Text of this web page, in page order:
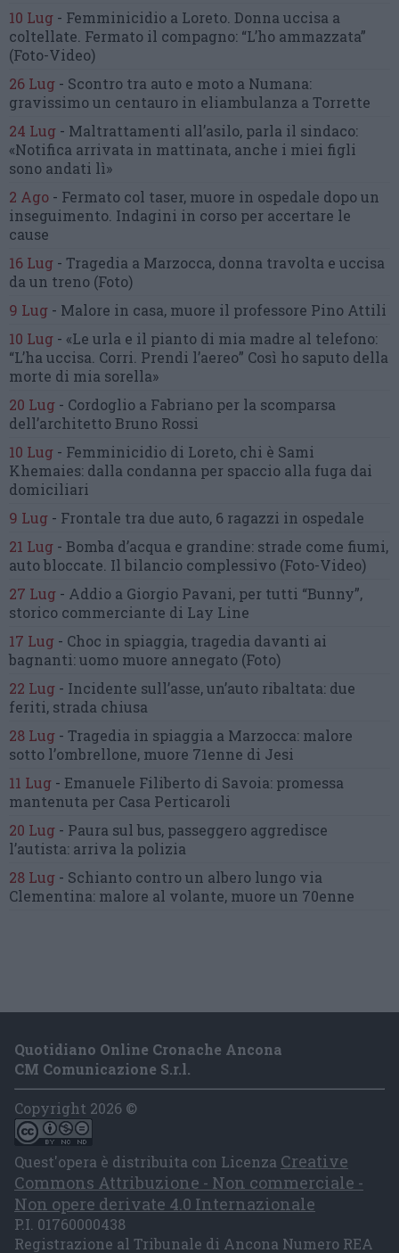
10 Lug - Femminicidio a Loreto. Donna uccisa a
coltellate. Fermato il compagno: “L’ho ammazzata”
(Foto-Video)
26 Lug - Scontro tra auto e moto a Numana:
gravissimo un centauro in eliambulanza a Torrette
24 Lug - Maltrattamenti all’asilo, parla il sindaco:
«Notifica arrivata in mattinata, anche i miei figli
sono andati lì»
2 Ago - Fermato col taser, muore in ospedale dopo un
inseguimento. Indagini in corso per accertare le
cause
16 Lug - Tragedia a Marzocca, donna travolta e uccisa
da un treno (Foto)
9 Lug - Malore in casa, muore il professore Pino Attili
10 Lug - «Le urla e il pianto di mia madre al telefono:
“L’ha uccisa. Corri. Prendi l’aereo” Così ho saputo della
morte di mia sorella»
20 Lug - Cordoglio a Fabriano per la scomparsa
dell’architetto Bruno Rossi
10 Lug - Femminicidio di Loreto, chi è Sami
Khemaies: dalla condanna per spaccio alla fuga dai
domiciliari
9 Lug - Frontale tra due auto, 6 ragazzi in ospedale
21 Lug - Bomba d’acqua e grandine: strade come fiumi,
auto bloccate. Il bilancio complessivo (Foto-Video)
27 Lug - Addio a Giorgio Pavani, per tutti “Bunny”,
storico commerciante di Lay Line
17 Lug - Choc in spiaggia, tragedia davanti ai
bagnanti:uomo muore annegato (Foto)
22 Lug - Incidente sull’asse, un’auto ribaltata: due
feriti, strada chiusa
28 Lug - Tragedia in spiaggia a Marzocca: malore
sotto l’ombrellone, muore 71enne di Jesi
11 Lug - Emanuele Filiberto di Savoia: promessa
mantenuta per Casa Perticaroli
20 Lug - Paura sul bus, passeggero aggredisce
l’autista: arriva la polizia
28 Lug - Schianto contro un albero lungo via
Clementina: malore al volante, muore un 70enne
Quotidiano Online Cronache Ancona
CM Comunicazione S.r.l.
Copyright 2026 ©
Quest'opera è distribuita con Licenza Creative
Commons Attribuzione - Non commerciale -
Non opere derivate 4.0 Internazionale
P.I. 01760000438
Registrazione al Tribunale di Ancona Numero REA